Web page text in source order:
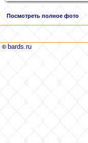
Посмотреть полное фото
© bards.ru